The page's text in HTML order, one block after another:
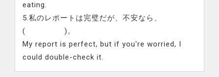
eating.
5.私のレポートは完璧だが、不安なら、
( )。
My report is perfect, but if you're worried, I
could double-check it.